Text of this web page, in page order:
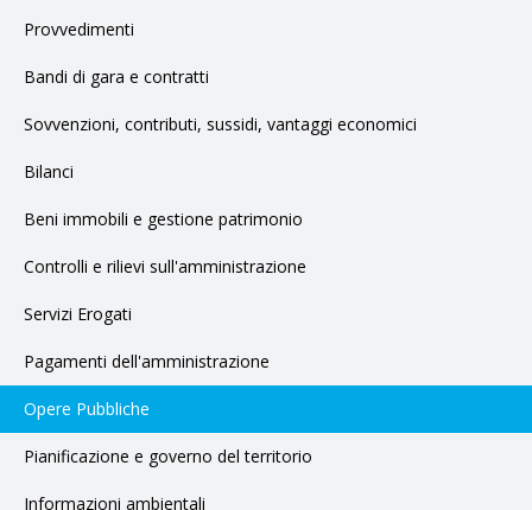
Provvedimenti
Bandi di gara e contratti
Sovvenzioni, contributi, sussidi, vantaggi economici
Bilanci
Beni immobili e gestione patrimonio
Controlli e rilievi sull'amministrazione
Servizi Erogati
Pagamenti dell'amministrazione
Opere Pubbliche
Pianificazione e governo del territorio
Informazioni ambientali